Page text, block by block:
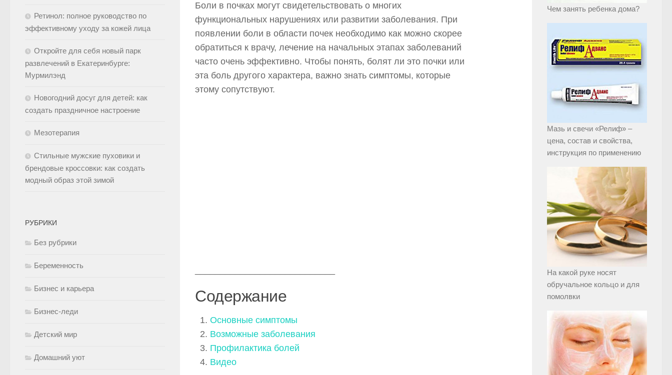
Боли в почках могут свидетельствовать о многих
функциональных нарушениях или развитии заболевания. При
появлении боли в области почек необходимо как можно скорее
обратиться к врачу, лечение на начальных этапах заболеваний
часто очень эффективно. Чтобы понять, болят ли это почки или
эта боль другого характера, важно знать симптомы, которые
этому сопутствуют.
Содержание
Основные симптомы
Возможные заболевания
Профилактика болей
Видео
Ретинол: полное руководство по
эффективному уходу за кожей лица
Откройте для себя новый парк
развлечений в Екатеринбурге:
Мурмилэнд
Новогодний досуг для детей: как
создать праздничное настроение
Мезотерапия
Стильные мужские пуховики и
брендовые кроссовки: как создать
модный образ этой зимой
РУБРИКИ
Без рубрики
Беременность
Бизнес и карьера
Бизнес-леди
Детский мир
Домашний уют
Чем занять ребенка дома?
Мазь и свечи «Релиф» –
цена, состав и свойства,
инструкция по применению
На какой руке носят
обручальное кольцо и для
помолвки